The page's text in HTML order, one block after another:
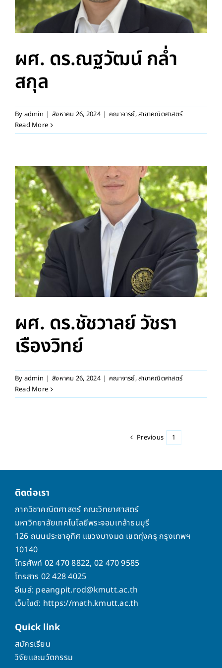
ผศ. ดร.ณฐวัฒน์ กล่ำ
สกุล
By admin | สิงหาคม 26, 2024 | คณาจารย์,สาขาคณิตศาสตร์
Read More
ผศ. ดร.ชัชวาลย์ วัชรา
เรืองวิทย์
By admin | สิงหาคม 26, 2024 | คณาจารย์,สาขาคณิตศาสตร์
Read More
Previous 1
ติดต่อเรา
ภาควิชาคณิตศาสตร์ คณะวิทยาศาสตร์
มหาวิทยาลัยเทคโนโลยีพระจอมเกล้าธนบุรี
126 ถนนประชาอุทิศ แขวงบางมด เขตทุ่งครุ กรุงเทพฯ
10140
โทรศัพท์ 02 470 8822, 02 470 9585
โทรสาร 02 428 4025
อีเมล์: peangpit.rod@kmutt.ac.th
เว็บไซต์: https://math.kmutt.ac.th
Quick link
สมัครเรียน
วิจัยและนวัตกรรม